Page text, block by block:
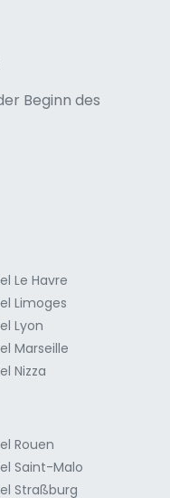
Beginn des
Le Havre
Limoges
Lyon
Marseille
Nizza
Rouen
Saint-Malo
Straßburg